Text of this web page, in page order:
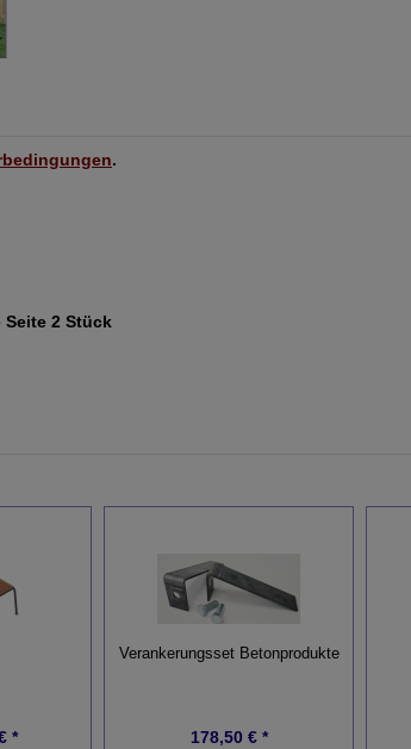
.
2 Stück
*
Verankerungsset Betonprodukte
178,50 € *